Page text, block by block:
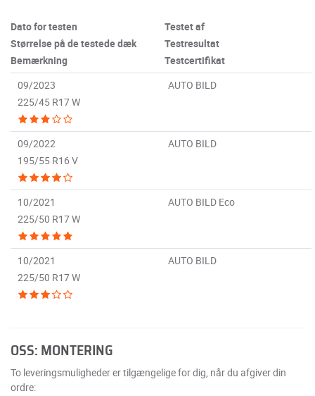
Dato for testen
Testet af
Størrelse på de testede dæk
Testresultat
Bemærkning
Testcertifikat
09/2023
AUTO BILD
225/45 R17 W
09/2022
AUTO BILD
195/55 R16 V
10/2021
AUTO BILD Eco
225/50 R17 W
10/2021
AUTO BILD
225/50 R17 W
OSS: MONTERING
To leveringsmuligheder er tilgængelige for dig, når du afgiver din
ordre: